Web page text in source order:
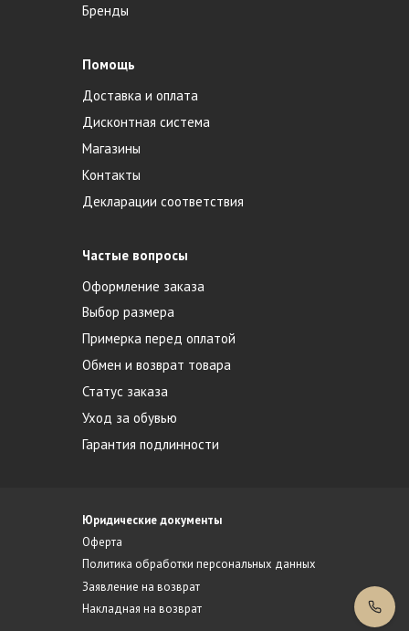
Бренды
Помощь
Доставка и оплата
Дисконтная система
Магазины
Контакты
Декларации соответствия
Частые вопросы
Оформление заказа
Выбор размера
Примерка перед оплатой
Обмен и возврат товара
Статус заказа
Уход за обувью
Гарантия подлинности
Юридические документы
Оферта
Политика обработки персональных данных
Заявление на возврат
Накладная на возврат